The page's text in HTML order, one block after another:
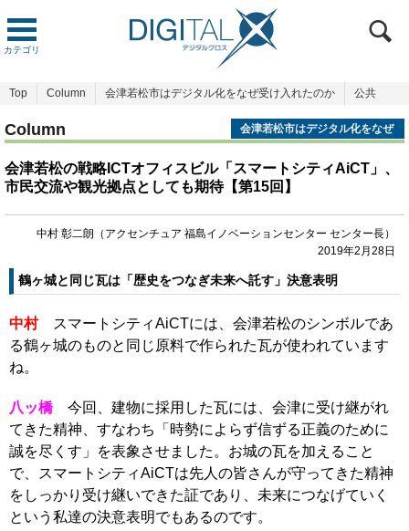
カテゴリ
Top Column 会津若松市はデジタル化をなぜ受け入れたのか 公共
Column
会津若松市はデジタル化をなぜ
受け入れたのか
会津若松の戦略ICTオフィスビル「スマートシティAiCT」、
市民交流や観光拠点としても期待【第15回】
中村 彰二朗（アクセンチュア 福島イノベーションセンター センター長）
2019年2月28日
鶴ヶ城と同じ瓦は「歴史をつなぎ未来へ託す」決意表明
中村スマートシティAiCTには、会津若松のシンボルであ
る鶴ヶ城のものと同じ原料で作られた瓦が使われています
ね。
八ッ橋今回、建物に採用した瓦には、会津に受け継がれ
てきた精神、すなわち「時勢によらず信ずる正義のために
誠を尽くす」を表象させました。お城の瓦を加えること
で、スマートシティAiCTは先人の皆さんが守ってきた精神
をしっかり受け継いできた証であり、未来につなげていく
という私達の決意表明でもあるのです。